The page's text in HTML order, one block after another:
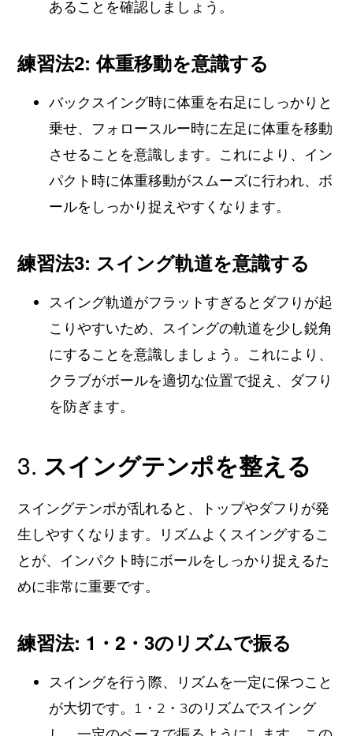
あることを確認しましょう。
練習法2: 体重移動を意識する
バックスイング時に体重を右足にしっかりと
乗せ、フォロースルー時に左足に体重を移動
させることを意識します。これにより、イン
パクト時に体重移動がスムーズに行われ、ボ
ールをしっかり捉えやすくなります。
練習法3: スイング軌道を意識する
スイング軌道がフラットすぎるとダフりが起
こりやすいため、スイングの軌道を少し鋭角
にすることを意識しましょう。これにより、
クラブがボールを適切な位置で捉え、ダフり
を防ぎます。
3. スイングテンポを整える
スイングテンポが乱れると、トップやダフりが発
生しやすくなります。リズムよくスイングするこ
とが、インパクト時にボールをしっかり捉えるた
めに非常に重要です。
練習法: 1・2・3のリズムで振る
スイングを行う際、リズムを一定に保つこと
が大切です。1・2・3のリズムでスイング